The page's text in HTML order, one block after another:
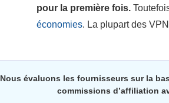
pour la première fois.
économies. La plupart des
Nous évaluons les fournisseurs sur la
commissions d’affiliation